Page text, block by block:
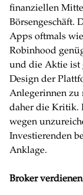
finanziellen
Börsengeschäft.
Apps oftmals
Robinhood
und die Aktie ist
Design der
Anlegerinnen zu
daher die Kritik.
wegen
Investierenden
Anklage.
Broker